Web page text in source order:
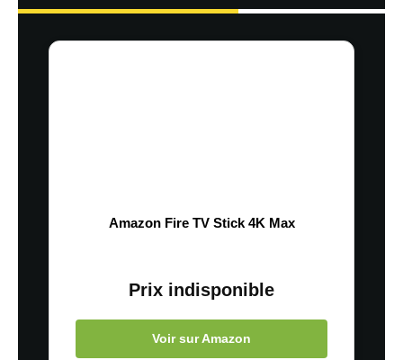
Amazon Fire TV Stick 4K Max
Prix indisponible
Voir sur Amazon